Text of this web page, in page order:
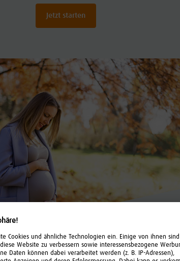
Jetzt starten
Transparente Preise